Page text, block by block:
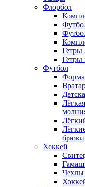
Флорбол
Гетры
Гетры
Футбол
Форма
брюки
Хоккей